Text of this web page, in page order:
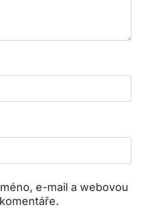
e-mail a webovou